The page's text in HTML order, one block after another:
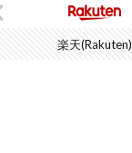
楽天(Rakuten)